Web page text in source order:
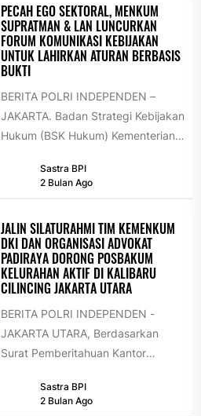
PECAH EGO SEKTORAL, MENKUM
SUPRATMAN & LAN LUNCURKAN
FORUM KOMUNIKASI KEBIJAKAN
UNTUK LAHIRKAN ATURAN BERBASIS
BUKTI
BERITA POLRI INDEPENDEN –
JAKARTA. Badan Strategi Kebijakan
Hukum (BSK Hukum) Kementerian
Administrasi Negara (LAN) resmi
Sastra BPI
2 Bulan Ago
JALIN SILATURAHMI TIM KEMENKUM
DKI DAN ORGANISASI ADVOKAT
PADIRAYA DORONG POSBAKUM
KELURAHAN AKTIF DI KALIBARU
CILINCING JAKARTA UTARA
BERITA POLRI INDEPENDEN -
JAKARTA UTARA, Berdasarkan
Surat Pemberitahuan Kantor
Daerah Khusus Jakarta Nomor
Sastra BPI
2 Bulan Ago